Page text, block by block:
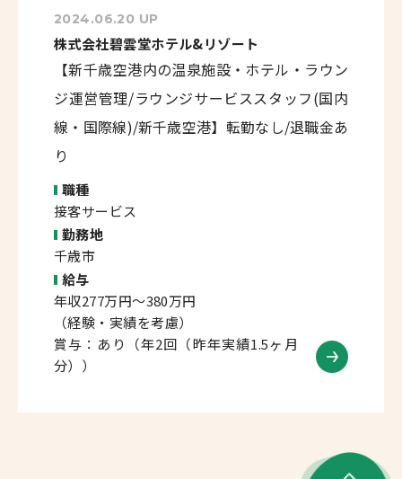
2024.06.20 UP
株式会社碧雲堂ホテル&リゾート
【新千歳空港内の温泉施設・ホテル・ラウン
ジ運営管理/ラウンジサービススタッフ(国内
線・国際線)/新千歳空港】転勤なし/退職金あ
り
職種
接客サービス
勤務地
千歳市
給与
年収277万円～380万円
（経験・実績を考慮）
賞与：あり（年2回（昨年実績1.5ヶ月
分））